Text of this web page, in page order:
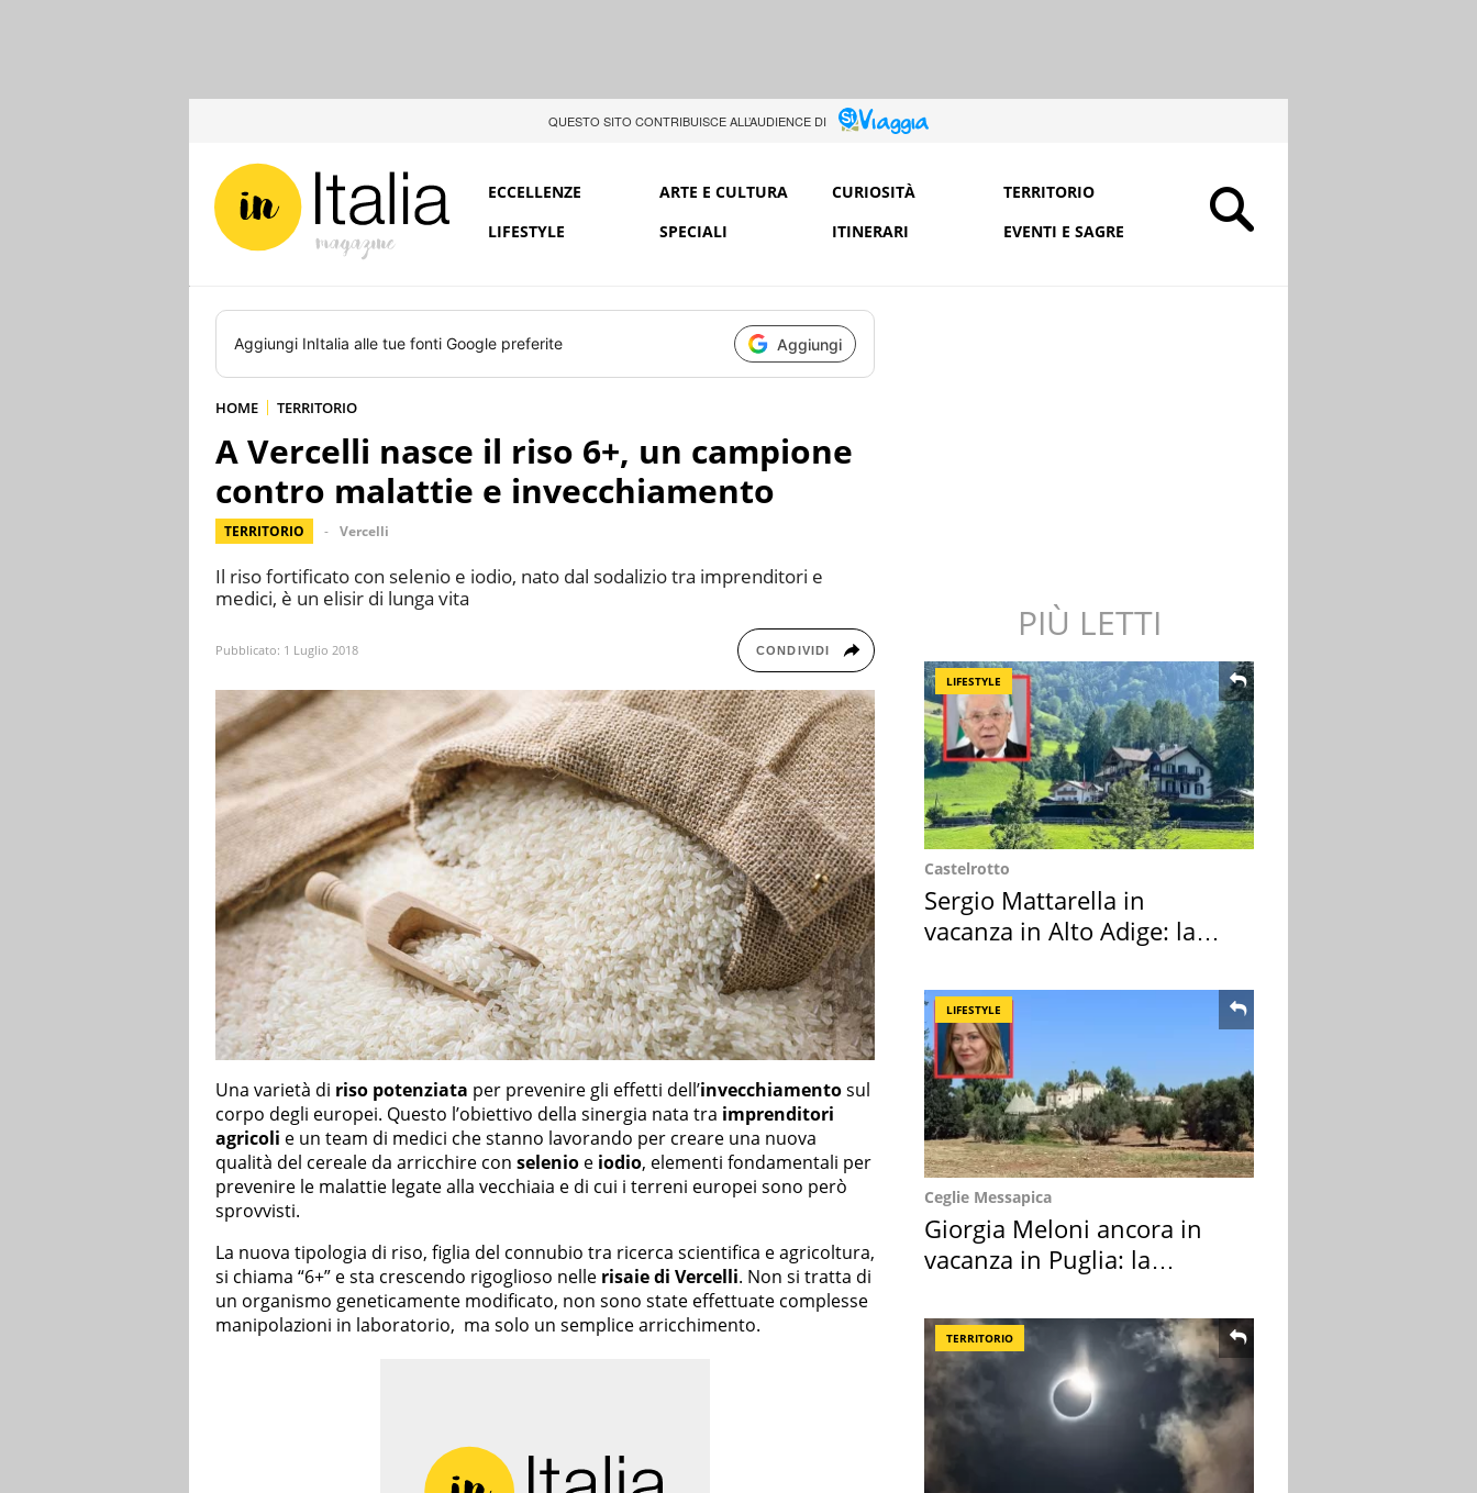
QUESTO SITO CONTRIBUISCE ALL’AUDIENCE DI
ECCELLENZE ARTE E CULTURA CURIOSITÀ
TERRITORIO
LIFESTYLE
SPECIALI ITINERARI EVENTI E SAGRE
Aggiungi InItalia alle tue fonti Google preferite Aggiungi
HOME TERRITORIO
A Vercelli nasce il riso 6+, un campione
contro malattie e invecchiamento
TERRITORIO Vercelli
Il riso fortificato con selenio e iodio, nato dal sodalizio tra imprenditori e
medici, è un elisir di lunga vita
Pubblicato: 1 Luglio 2018 CONDIVIDI
Una varietà di riso potenziata per prevenire gli effetti dell’invecchiamentosul
corpo degli europei. Questo l’obiettivo della sinergia nata tra imprenditori
agricoli e un team di medici che stanno lavorando per creare una nuova
qualità del cereale da arricchire con selenio e iodio, elementi fondamentali per
prevenire le malattie legate alla vecchiaia e di cui i terreni europei sono però
sprovvisti.
La nuova tipologia di riso, figlia del connubio tra ricerca scientifica e agricoltura,
si chiama “6+” e sta crescendo rigoglioso nelle risaie di Vercelli. Non si tratta di
un organismo geneticamente modificato, non sono state effettuate complesse
manipolazioni in laboratorio, ma solo un semplice arricchimento.
PIÙ LETTI
LIFESTYLE
Castelrotto
Sergio Mattarella in
vacanza in Alto Adige: la
LIFESTYLE
Ceglie Messapica
Giorgia Meloni ancora in
vacanza in Puglia: la
TERRITORIO